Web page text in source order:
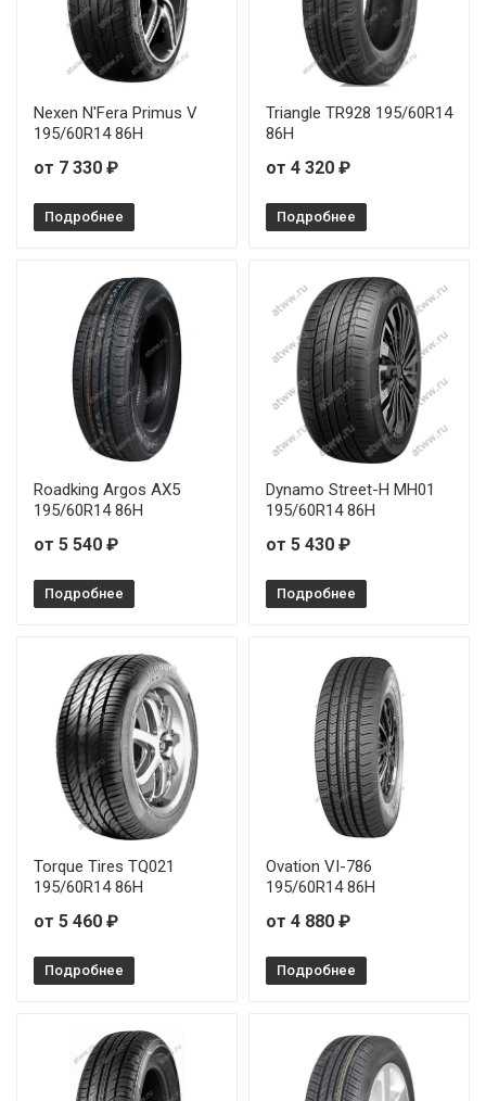
Nexen N'Fera Primus V
195/60R14 86H
от 7 330 ₽
Подробнее
Triangle TR928 195/60R14
86H
от 4 320 ₽
Подробнее
Roadking Argos AX5
195/60R14 86H
от 5 540 ₽
Подробнее
Dynamo Street-H MH01
195/60R14 86H
от 5 430 ₽
Подробнее
Torque Tires TQ021
195/60R14 86H
от 5 460 ₽
Подробнее
Ovation VI-786
195/60R14 86H
от 4 880 ₽
Подробнее